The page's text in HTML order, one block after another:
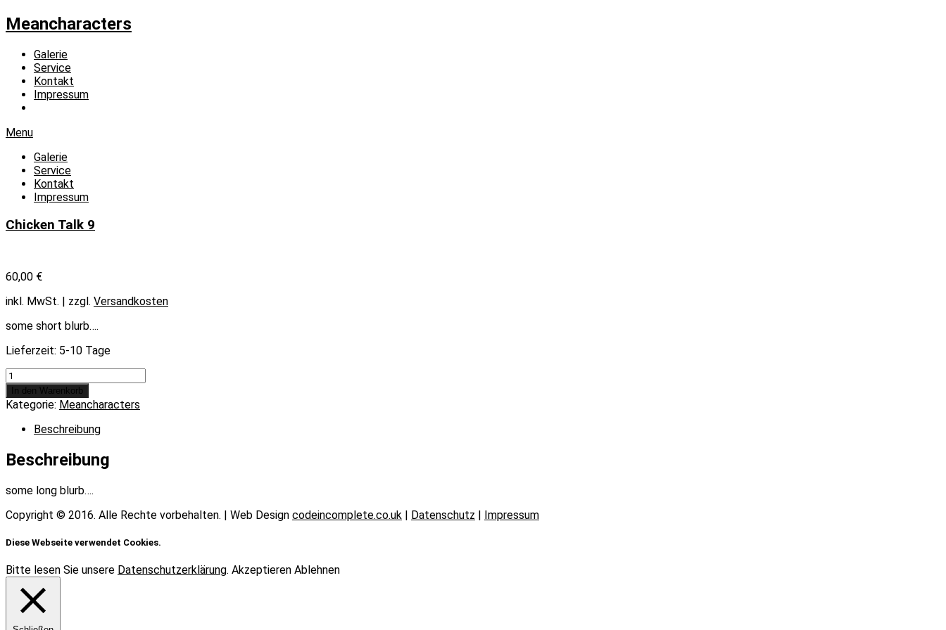
Meancharacters
Galerie
Service
Kontakt
Impressum
Menu
Galerie
Service
Kontakt
Impressum
Chicken Talk 9
60,00 €
inkl. MwSt.
| zzgl. Versandkosten
some short blurb….
Lieferzeit: 5-10 Tage
Chicken
Talk
9
Menge
In den Warenkorb
Kategorie: Meancharacters
Beschreibung
Beschreibung
some long blurb….
Copyright © 2016. Alle Rechte vorbehalten. | Web Design codeincomplete.co.uk | Datenschutz | Impressum
Diese Webseite verwendet Cookies.
Bitte lesen Sie unsere Datenschutzerklärung. Akzeptieren Ablehnen